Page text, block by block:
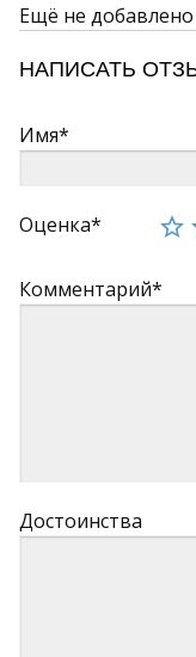
Ещё не
НАПИСАТЬ
Имя*
Оценка*
Комментарий*
Достоинства